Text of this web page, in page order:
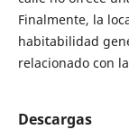
Finalmente, la
habitabilidad
relacionado con
Descargas